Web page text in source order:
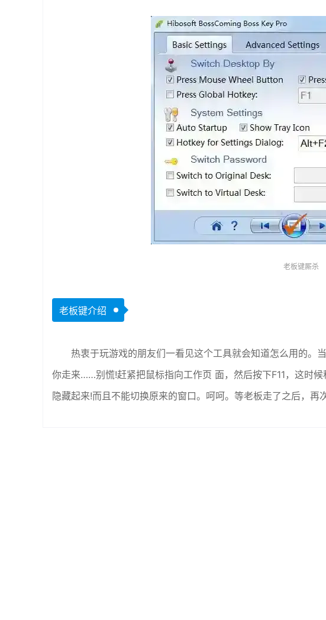
老板键厮杀
老板键介绍
热衷于玩游戏的朋友们一看见这个工具就会知道怎么用的。
你走来……别慌!赶紧把鼠标指向工作页 面，然后按下F11，这时
隐藏起来!而且不能切换原来的窗口。呵呵。等老板走了之后，再